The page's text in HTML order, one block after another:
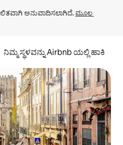
ಅನುವಾದಿಸಲಾಗಿದೆ. ಮೂಲ
ನಿಮ್ಮ ಸ್ಥಳವನ್ನು Airbnb ಯಲ್ಲಿ ಹಾಕಿ